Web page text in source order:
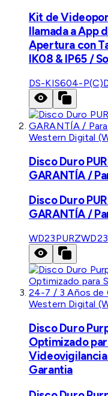
Kit de
llamada a App
Apertura con
IK08 & IP65 /
DS-KIS604-P(C)
Western Digital
Disco Duro
GARANTÍA /
Disco Duro
GARANTÍA /
WD23PURZ
Western Digital
Disco Duro
Optimizado
Garantia